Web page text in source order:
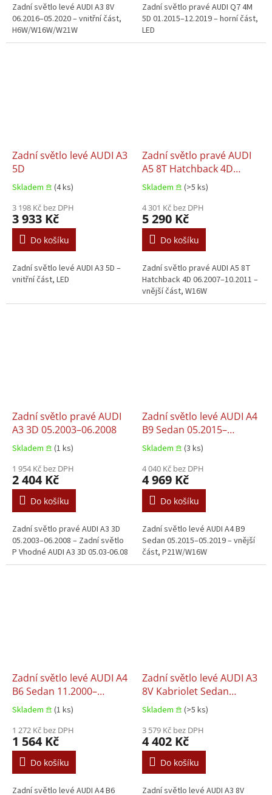
Zadní světlo levé AUDI A3 8V
06.2016–05.2020 – vnitřní část,
H6W/W16W/W21W
Zadní světlo pravé AUDI Q7 4M
5D 01.2015–12.2019 – horní část,
LED
Zadní světlo levé AUDI A3
5D
Skladem 𖠿 (4 ks)
3 198 Kč bez DPH
3 933 Kč
Do košíku
Zadní světlo levé AUDI A3 5D –
vnitřní část, LED
Zadní světlo pravé AUDI
A5 8T Hatchback 4D
06.2007–10.2011
Skladem 𖠿 (>5 ks)
4 301 Kč bez DPH
5 290 Kč
Do košíku
Zadní světlo pravé AUDI A5 8T
Hatchback 4D 06.2007–10.2011 –
vnější část, W16W
Zadní světlo pravé AUDI
A3 3D 05.2003–06.2008
Skladem 𖠿 (1 ks)
1 954 Kč bez DPH
2 404 Kč
Do košíku
Zadní světlo pravé AUDI A3 3D
05.2003–06.2008 – Zadní světlo
P Vhodné AUDI A3 3D 05.03-06.08
Zadní světlo levé AUDI A4
B9 Sedan 05.2015–
05.2019
Skladem 𖠿 (3 ks)
4 040 Kč bez DPH
4 969 Kč
Do košíku
Zadní světlo levé AUDI A4 B9
Sedan 05.2015–05.2019 – vnější
část, P21W/W16W
Zadní světlo levé AUDI A4
B6 Sedan 11.2000–
12.2004
Skladem 𖠿 (1 ks)
1 272 Kč bez DPH
1 564 Kč
Do košíku
Zadní světlo levé AUDI A4 B6
Zadní světlo levé AUDI A3
8V Kabriolet Sedan
04.2012–06.2016
Skladem 𖠿 (>5 ks)
3 579 Kč bez DPH
4 402 Kč
Do košíku
Zadní světlo levé AUDI A3 8V